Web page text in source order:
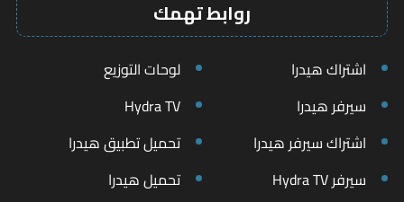
روابط تهمك
اشتراك هيدرا
لوحات التوزيع
سيرفر هيدرا
Hydra TV
اشتراك سيرفر هيدرا
تحميل تطبيق هيدرا
سيرفر Hydra TV
تحميل هيدرا